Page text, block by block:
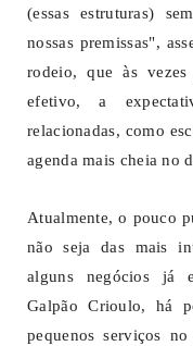
(essas estruturas)
nossas premissas",
rodeio, que às
efetivo, a
relacionadas, como
agenda mais cheia no
Atualmente, o pouco
não seja das mais
alguns negócios já
Galpão Crioulo, há
pequenos serviços